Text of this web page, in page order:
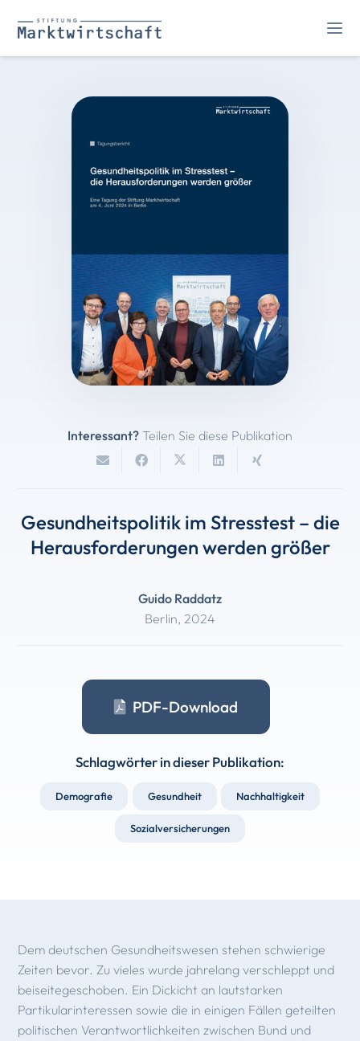
Interessant? Teilen Sie diese Publikation
Gesundheitspolitik im Stresstest – die
Herausforderungen werden größer
Guido Raddatz
Berlin, 2024
PDF-Download
Schlagwörter in dieser Publikation:
Demografie Gesundheit Nachhaltigkeit
Sozialversicherungen
Dem deutschen Gesundheitswesen stehen schwierige
Zeiten bevor. Zu vieles wurde jahrelang verschleppt und
beiseitegeschoben. Ein Dickicht an lautstarken
Partikularinteressen sowie die in einigen Fällen geteilten
politischen Verantwortlichkeiten zwischen Bund und